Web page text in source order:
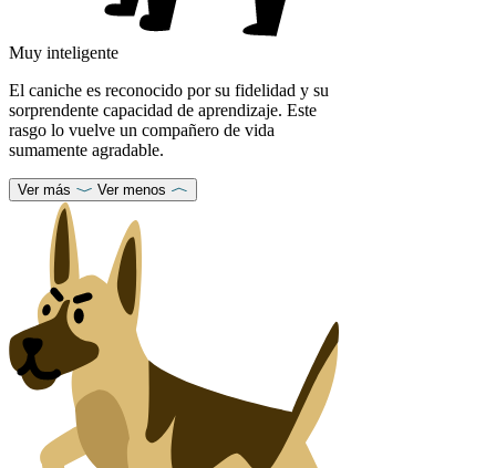
Muy inteligente
El caniche es reconocido por su fidelidad y su
sorprendente capacidad de aprendizaje. Este
rasgo lo vuelve un compañero de vida
sumamente agradable.
Ver más Ver menos